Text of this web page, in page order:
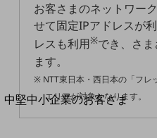
最新の導入事例や注目の導入事例をご紹
セミナー
開催・出展する各種セミナー、イベント
中堅中小企業のお客さま
NTTドコモビジネスウォッチ
お客さまのネットワー
せて固定IPアドレスが
レスも利用※でき、さ
ます。
※ NTT東日本・西日本の「フレ
エリアが対象となります。